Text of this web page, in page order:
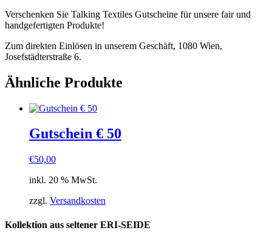
Verschenken Sie Talking Textiles Gutscheine für unsere fair und
handgefertigten Produkte!
Zum direkten Einlösen in unserem Geschäft, 1080 Wien,
Josefstädterstraße 6.
Ähnliche Produkte
Gutschein € 50
€50,00
inkl. 20 % MwSt.
zzgl. Versandkosten
Kollektion aus seltener ERI-SEIDE